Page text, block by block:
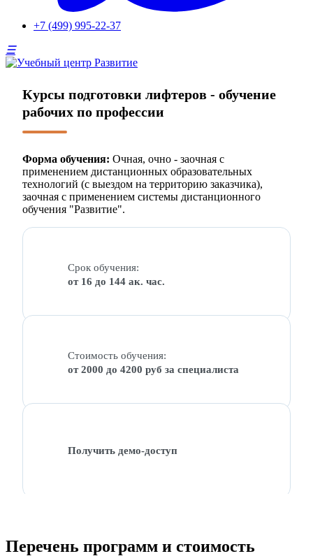
+7 (499) 995-22-37
Курсы подготовки лифтеров - обучение
рабочих по профессии
Форма обучения: Очная, очно - заочная с
применением дистанционных образовательных
технологий (с выездом на территорию заказчика),
заочная с применением системы дистанционного
обучения "Развитие".
Срок обучения:
от 16 до 144 ак. час.
Стоимость обучения:
от 2000 до 4200 руб за специалиста
Получить демо-доступ
Перечень программ и стоимость